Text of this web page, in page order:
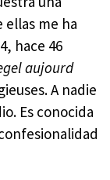
ellas me ha
hace 46
aujourd
A nadie
Es conocida